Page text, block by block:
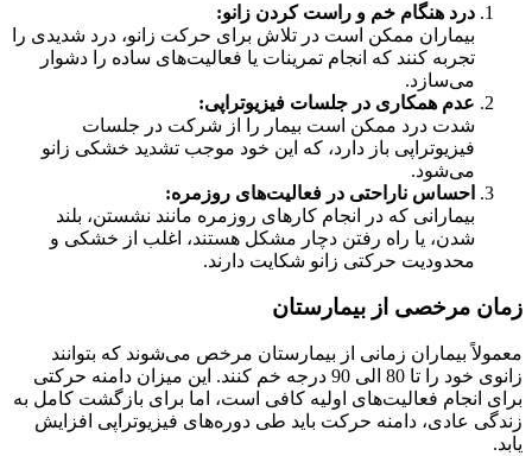
درد هنگام خم و راست کردن زانو:
بیماران ممکن است در تلاش برای حرکت زانو، درد شدیدی را
تجربه کنند که انجام تمرینات یا فعالیت‌های ساده را دشوار
می‌سازد.
عدم همکاری در جلسات فیزیوتراپی:
شدت درد ممکن است بیمار را از شرکت در جلسات
فیزیوتراپی باز دارد، که این خود موجب تشدید خشکی زانو
می‌شود.
احساس ناراحتی در فعالیت‌های روزمره:
بیمارانی که در انجام کارهای روزمره مانند نشستن، بلند
شدن، یا راه رفتن دچار مشکل هستند، اغلب از خشکی و
محدودیت حرکتی زانو شکایت دارند.
زمان مرخصی از بیمارستان
معمولاً بیماران زمانی از بیمارستان مرخص می‌شوند که بتوانند
زانوی خود را تا 80 الی 90 درجه خم کنند. این میزان دامنه حرکتی
برای انجام فعالیت‌های اولیه کافی است، اما برای بازگشت کامل به
زندگی عادی، دامنه حرکت باید طی دوره‌های فیزیوتراپی افزایش
یابد.